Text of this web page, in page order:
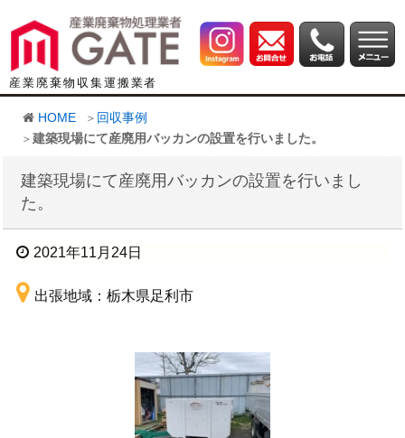
産業廃棄物収集運搬業者
HOME
回収事例
建築現場にて産廃用バッカンの設置を行いました。
建築現場にて産廃用バッカンの設置を行いまし
た。
2021年11月24日
出張地域：栃木県足利市